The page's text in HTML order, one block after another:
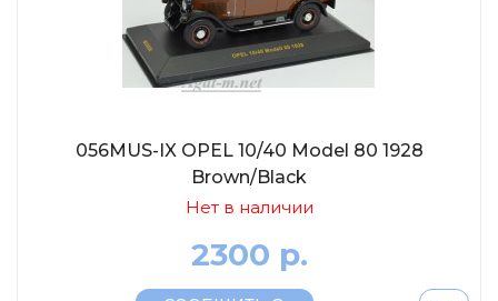
056MUS-IX OPEL 10/40 Model 80 1928
Brown/Black
Нет в наличии
2300 р.